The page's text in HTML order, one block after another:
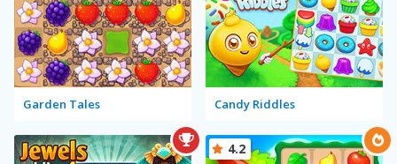
Garden Tales Candy Riddles
4.2